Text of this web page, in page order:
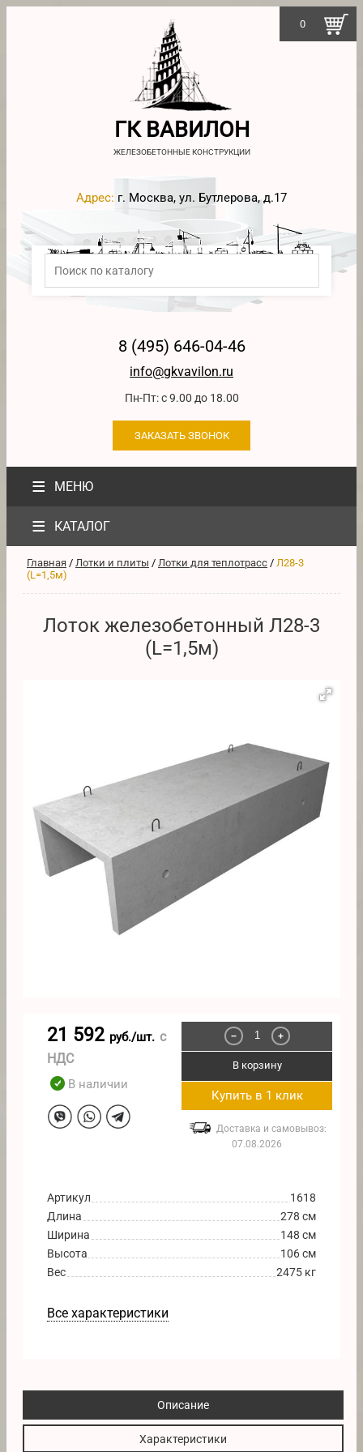
ГК ВАВИЛОН
ЖЕЛЕЗОБЕТОННЫЕ КОНСТРУКЦИИ
Адрес: г. Москва, ул. Бутлерова, д.17
8 (495) 646-04-46
info@gkvavilon.ru
Пн-Пт: с 9.00 до 18.00
ЗАКАЗАТЬ ЗВОНОК
≡ МЕНЮ
0
≡ КАТАЛОГ
Главная / Лотки и плиты / Лотки для теплотрасс / Л28-3
(L=1,5м)
Лоток железобетонный Л28-3
(L=1,5м)
21 592 руб./шт. с
НДС
В наличии
− +
В корзину
Купить в 1 клик
Доставка и самовывоз:
07.08.2026
Артикул
1618
Длина
278 см
Ширина
148 см
Высота
106 см
Вес
2475 кг
Все характеристики
Описание
Характеристики